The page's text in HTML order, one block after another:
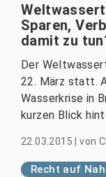
Sparen,
damit zu
Der
22. März statt.
Wasserkrise in
kurzen Blick
22.03.2015 |von
Recht auf